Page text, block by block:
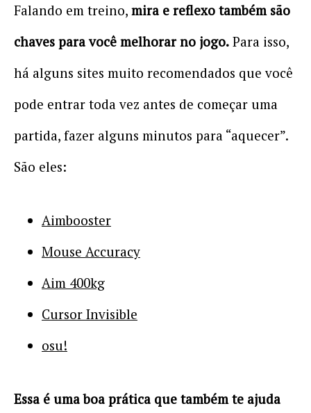
Falando em treino, mira e reflexo também são
chaves para você melhorar no jogo. Para isso,
há alguns sites muito recomendados que você
pode entrar toda vez antes de começar uma
partida, fazer alguns minutos para “aquecer”.
São eles:
Aimbooster
Mouse Accuracy
Aim 400kg
Cursor Invisible
osu!
Essa é uma boa prática que também te ajuda